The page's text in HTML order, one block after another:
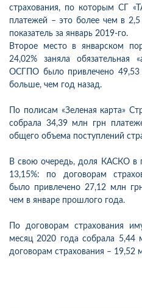
страхования, по которым СГ
платежей – это более чем в
показатель за январь 2019-го.
Второе место в январском
24,02% заняла обязательная
ОСГПО было привлечено 49,53
больше, чем год назад.
По полисам «Зеленая карта»
собрала 34,39 млн грн
общего объема поступлений
В свою очередь, доля КАСКО в
13,15%: по договорам
было привлечено 27,12 млн
чем в январе прошлого года.
По договорам страхования
месяц 2020 года собрала
договорам страхования – 19,52